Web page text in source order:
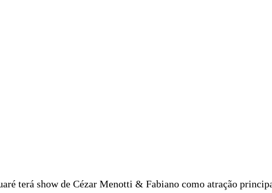
terá show de Cézar Menotti & Fabiano como atração